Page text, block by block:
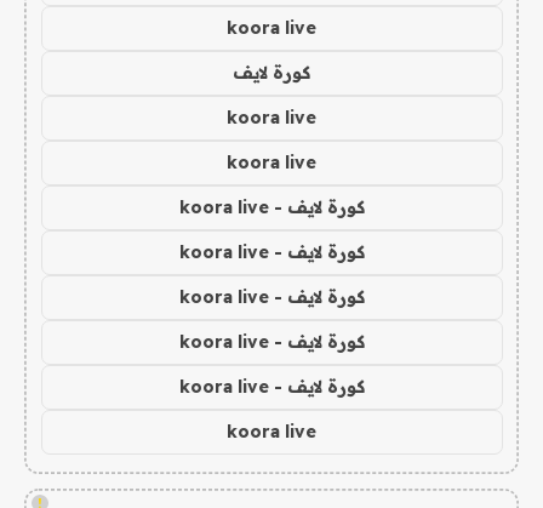
koora live
كورة لايف
koora live
koora live
كورة لايف - koora live
كورة لايف - koora live
كورة لايف - koora live
كورة لايف - koora live
كورة لايف - koora live
koora live
!